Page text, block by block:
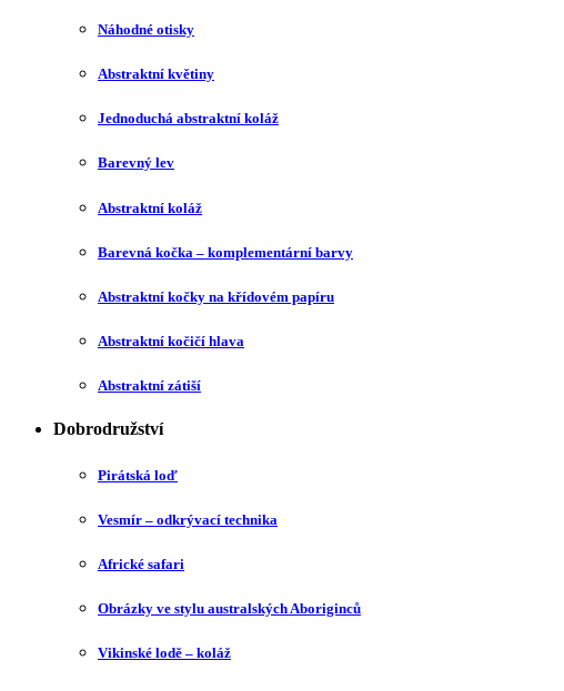
Náhodné otisky
Abstraktní květiny
Jednoduchá abstraktní koláž
Barevný lev
Abstraktní koláž
Barevná kočka – komplementární barvy
Abstraktní kočky na křídovém papíru
Abstraktní kočičí hlava
Abstraktní zátiší
Dobrodružství
Pirátská loď
Vesmír – odkrývací technika
Africké safari
Obrázky ve stylu australských Aboriginců
Vikinské lodě – koláž